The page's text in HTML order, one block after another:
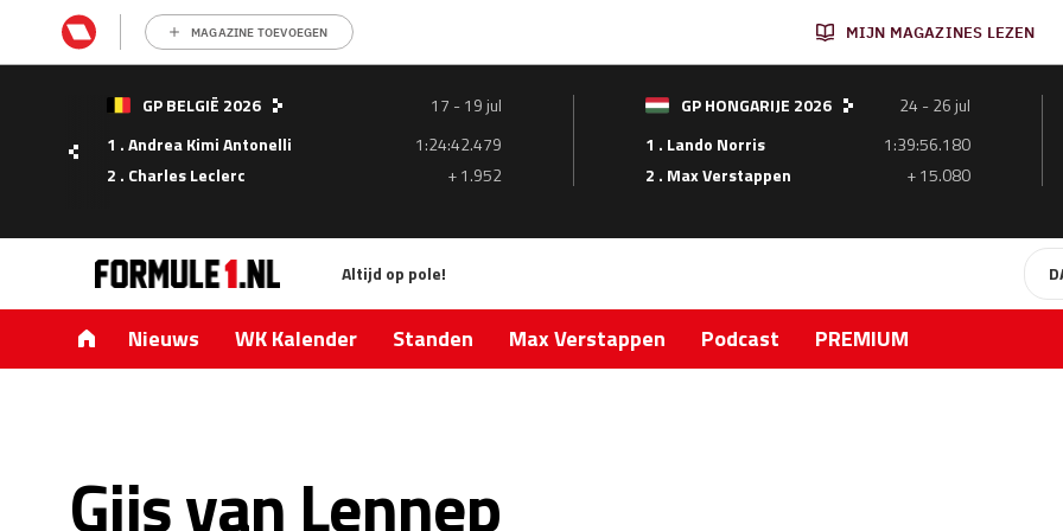
MAGAZINE TOEVOEGEN MIJN MAGAZINES LEZEN
GP BELGIË 2026
17 - 19 jul
1 . Andrea Kimi Antonelli
1:24:42.479
2 . Charles Leclerc
+ 1.952
GP HONGARIJE 2026
24 - 26 jul
1 . Lando Norris
1:39:56.180
2 . Max Verstappen
+ 15.080
Altijd op pole!
Nieuws WK Kalender Standen Max Verstappen Podcast PREMIUM
Gijs van Lennep